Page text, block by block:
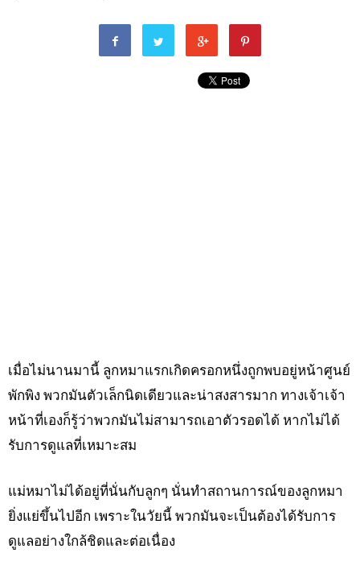
เมื่อไม่นานมานี้ ลูกหมาแรกเกิดครอกหนึ่งถูกพบอยู่หน้าศูนย์
พักพิง พวกมันตัวเล็กนิดเดียวและน่าสงสารมาก ทางเจ้าเจ้า
หน้าที่เองก็รู้ว่าพวกมันไม่สามารถเอาตัวรอดได้ หากไม่ได้
รับการดูแลที่เหมาะสม
แม่หมาไม่ได้อยู่ที่นั่นกับลูกๆ นั่นทำสถานการณ์ของลูกหมา
ยิ่งแย่ขึ้นไปอีก เพราะในวัยนี้ พวกมันจะเป็นต้องได้รับการ
ดูแลอย่างใกล้ชิดและต่อเนื่อง